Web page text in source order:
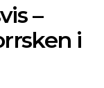
–
i